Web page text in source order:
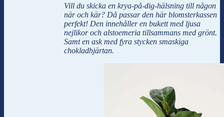
Vill du skicka en krya-på-dig-hälsning till någon
när och kär? Då passar den här blomsterkassen
perfekt! Den innehåller en bukett med ljusa
nejlikor och alstoemeria tillsammans med grönt.
Samt en ask med fyra stycken smaskiga
chokladhjärtan.